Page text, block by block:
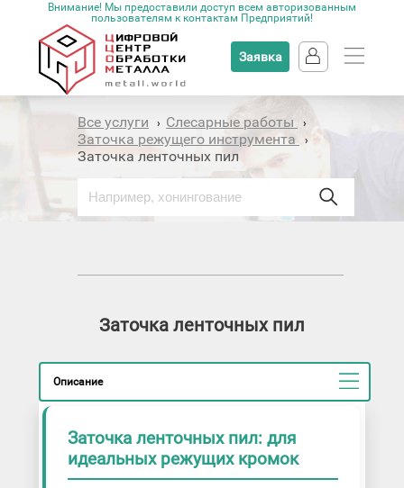
Внимание! Мы предоставили доступ всем авторизованным
пользователям к контактам Предприятий!
Заявка
Все услуги › Слесарные работы ›
Заточка режущего инструмента ›
Заточка ленточных пил
Заточка ленточных пил
Описание
Заточка ленточных пил: для
идеальных режущих кромок